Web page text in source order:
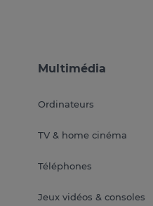
Multimédia
Ordinateurs
TV & home cinéma
Téléphones
Jeux vidéos & consoles